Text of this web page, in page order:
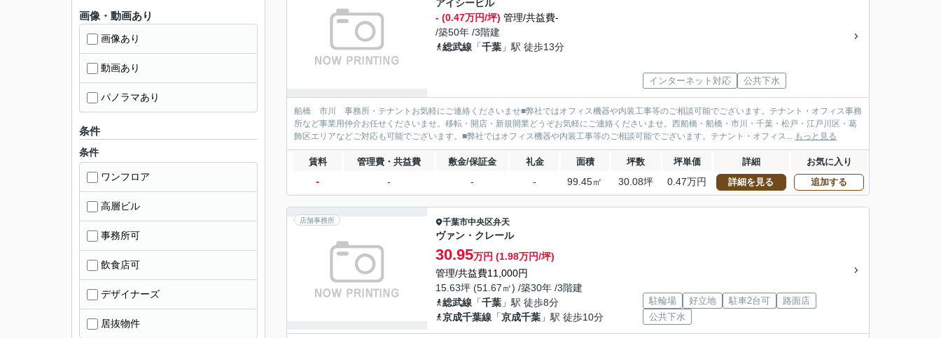
アイシービル
- (0.47万円/坪) 管理/共益費-
/築50年 /3階建
総武線 「千葉 」駅 徒歩13分
インターネット対応 公共下水
船橋 市川 事務所・テナントお気軽にご連絡くださいませ■弊社ではオフィス機器や内装工事等のご相談可能でございます。テナント・オフィス事務
所など事業用仲介お任せくださいませ。移転・開店・新規開業どうぞお気軽にご連絡くださいませ。西船橋・船橋・市川・千葉・松戸・江戸川区・葛
飾区エリアなどご対応も可能でございます。■弊社ではオフィス機器や内装工事等のご相談可能でございます。テナント・オフィス... もっと見る
賃料 管理費・共益費 敷金/保証金 礼金 面積 坪数 坪単価 詳細 お気に入り
- - - - 99.45㎡ 30.08坪 0.47万円 詳細を見る 追加する
店舗事務所 千葉市中央区弁天
ヴァン・クレール
30.95万円 (1.98万円/坪)
管理/共益費11,000円
15.63坪 (51.67㎡) /築30年 /3階建
総武線 「千葉 」駅 徒歩8分
京成千葉線 「京成千葉 」駅 徒歩10分
駐輪場 好立地 駐車2台可
路面店
公共下水
画像・動画あり
画像あり
動画あり
パノラマあり
条件
条件
ワンフロア
高層ビル
事務所可
飲食店可
デザイナーズ
居抜物件